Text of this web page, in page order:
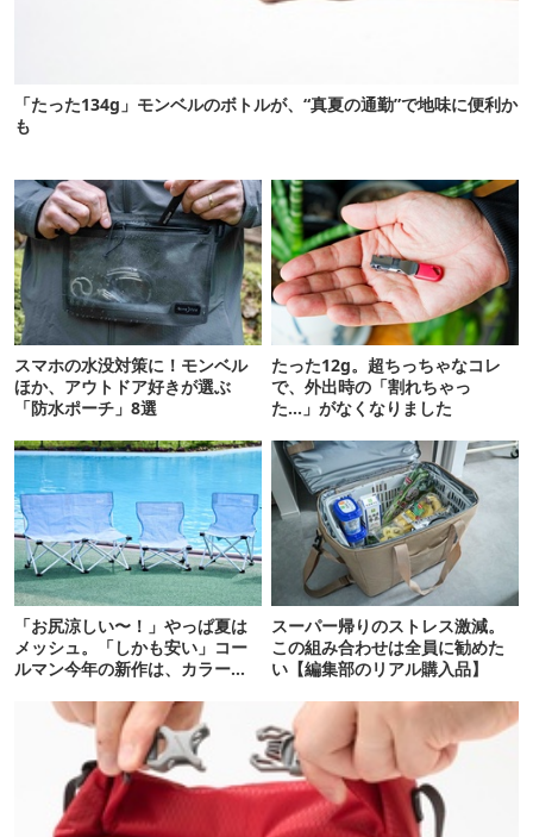
「たった134g」モンベルのボトルが、“真夏の通勤”で地味に便利か
も
スマホの水没対策に！モンベル
ほか、アウトドア好きが選ぶ
「防水ポーチ」8選
たった12g。超ちっちゃなコレ
で、外出時の「割れちゃっ
た…」がなくなりました
「お尻涼しい〜！」やっぱ夏は
メッシュ。「しかも安い」コー
ルマン今年の新作は、カラーも
スーパー帰りのストレス激減。
この組み合わせは全員に勧めた
い【編集部のリアル購入品】